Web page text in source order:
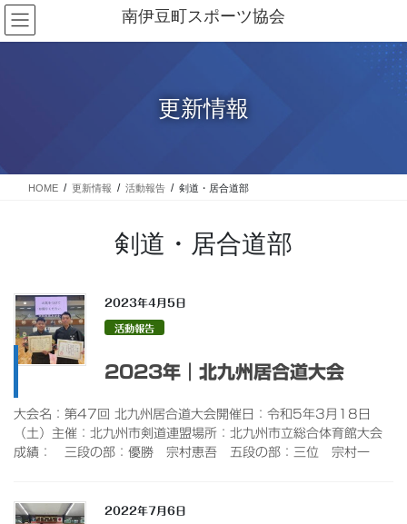
コ
ン
テ
ナ
ビ
ゲ
南伊豆町スポーツ協会
更新情報
HOME 更新情報 活動報告 剣道・居合道部
剣道・居合道部
2023年4月5日
活動報告
2023年｜北九州居合道大会
大会名：第47回 北九州居合道大会開催日：令和5年3月18日
（土）主催：北九州市剣道連盟場所：北九州市立総合体育館大会
成績： 三段の部：優勝 宗村恵吾 五段の部：三位 宗村一
2022年7月6日